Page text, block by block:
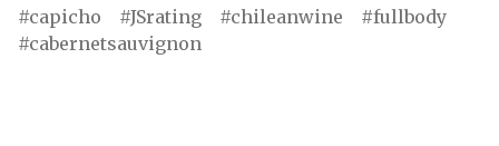
capicho JSrating chileanwine
fullbody
cabernetsauvignon